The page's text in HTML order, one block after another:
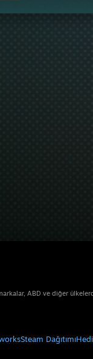
ABD ve diğer
Steam Dağıtımı